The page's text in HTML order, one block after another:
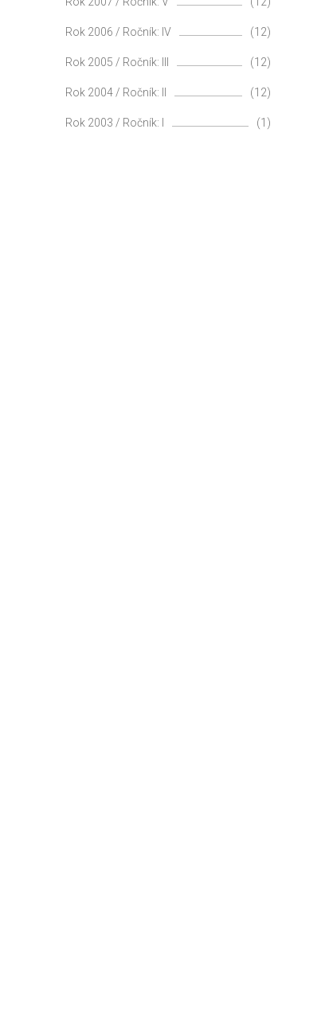
Rok 2006 / Ročník: IV (12)
Rok 2005 / Ročník: III (12)
Rok 2004 / Ročník: II (12)
Rok 2003 / Ročník: I (1)